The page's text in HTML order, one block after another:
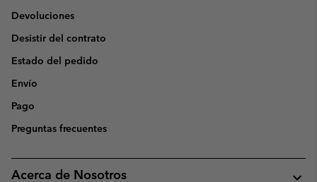
Devoluciones
Desistir del contrato
Estado del pedido
Envío
Pago
Preguntas frecuentes
Acerca de Nosotros